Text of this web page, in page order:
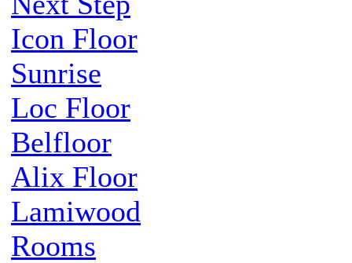
Icon Floor
Sunrise
Loc Floor
Belfloor
Alix Floor
Lamiwood
Rooms